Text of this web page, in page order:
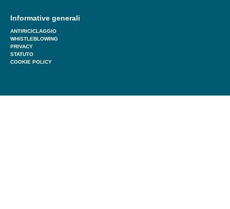
Informative generali
ANTIRICICLAGGIO
WHISTLEBLOWING
PRIVACY
STATUTO
COOKIE POLICY